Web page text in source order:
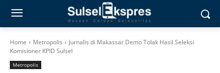
Home Metropolis
Jurnalis di Makassar Demo Tolak Hasil Seleksi
Komisioner KPID Sulsel
Metropolis